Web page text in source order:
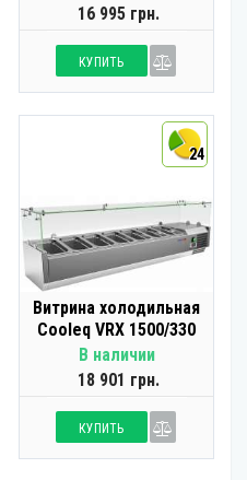
16 995 грн.
КУПИТЬ
24
Витрина холодильная
Cooleq VRX 1500/330
В наличии
18 901 грн.
КУПИТЬ